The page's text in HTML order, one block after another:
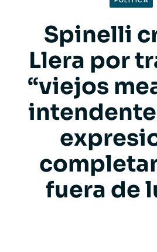
Spinelli
Llera por
“viejos
fuera de